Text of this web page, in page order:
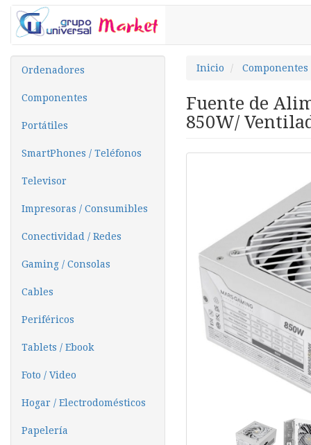
Ordenadores
Componentes
Portátiles
SmartPhones / Teléfonos
Televisor
Impresoras / Consumibles
Conectividad / Redes
Gaming / Consolas
Cables
Periféricos
Tablets / Ebook
Foto / Video
Hogar / Electrodomésticos
Papelería
Inicio Componentes
Fuente de
850W/